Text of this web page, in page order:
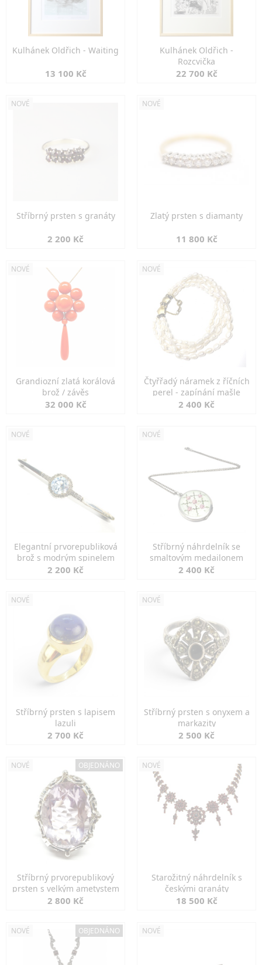
Kulhánek Oldřich - Waiting
13 100 Kč
Kulhánek Oldřich -
Rozcvička
22 700 Kč
NOVÉ
Stříbrný prsten s granáty
2 200 Kč
NOVÉ
Zlatý prsten s diamanty
11 800 Kč
NOVÉ
Grandiozní zlatá korálová
brož / závěs
32 000 Kč
NOVÉ
Čtyřřadý náramek z říčních
perel - zapínání mašle
2 400 Kč
NOVÉ
Elegantní prvorepubliková
brož s modrým spinelem
2 200 Kč
NOVÉ
Stříbrný náhrdelník se
smaltovým medailonem
2 400 Kč
NOVÉ
Stříbrný prsten s lapisem
lazuli
2 700 Kč
NOVÉ
Stříbrný prsten s onyxem a
markazity
2 500 Kč
NOVÉ OBJEDNÁNO
Stříbrný prvorepublikový
prsten s velkým ametystem
2 800 Kč
NOVÉ
Starožitný náhrdelník s
českými granáty
18 500 Kč
NOVÉ OBJEDNÁNO NOVÉ